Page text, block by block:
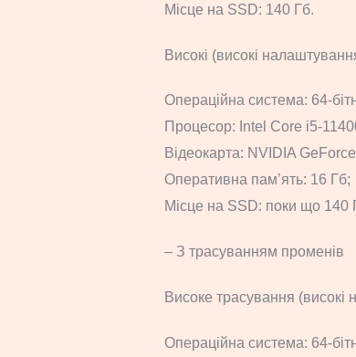
Місце на SSD: 140 Гб.
Високі (високі
Операційна система: 64-
Процесор: Intel Core i5-
Відеокарта: NVIDIA
Оперативна пам’ять: 16 Гб;
Місце на SSD: поки що 140
– З трасуванням променів
Високе трасування
Операційна система: 64-